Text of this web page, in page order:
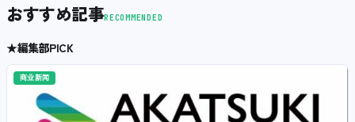
おすすめ記事RECOMMENDED
★編集部PICK
商业新闻